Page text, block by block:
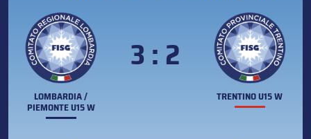
LOMBARDIA /
PIEMONTE U15 W
3 : 2
TRENTINO U15 W